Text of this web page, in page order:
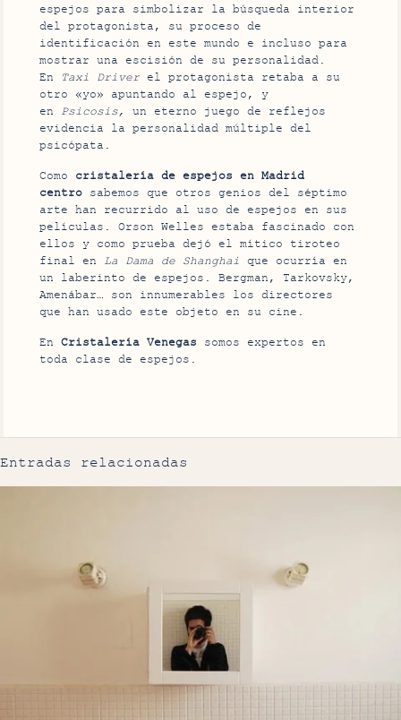
espejos para simbolizar la búsqueda interior
del protagonista, su proceso de
identificación en este mundo e incluso para
mostrar una escisión de su personalidad.
En Taxi Driverel protagonista retaba a su
otro «yo» apuntando al espejo, y
en Psicosis, un eterno juego de reflejos
evidencia la personalidad múltiple del
psicópata.
Como cristalería de espejos en Madrid
centro sabemos que otros genios del séptimo
arte han recurrido al uso de espejos en sus
películas. Orson Welles estaba fascinado con
ellos y como prueba dejó el mítico tiroteo
final en La Dama de Shanghaique ocurría en
un laberinto de espejos. Bergman, Tarkovsky,
Amenábar… son innumerables los directores
que han usado este objeto en su cine.
EnCristalería Venegas somos expertos en
toda clase de espejos.
Entradas relacionadas